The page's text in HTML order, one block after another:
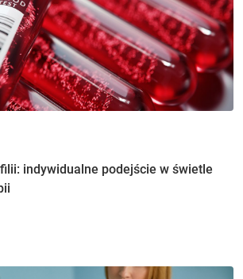
indywidualne podejście w świetle